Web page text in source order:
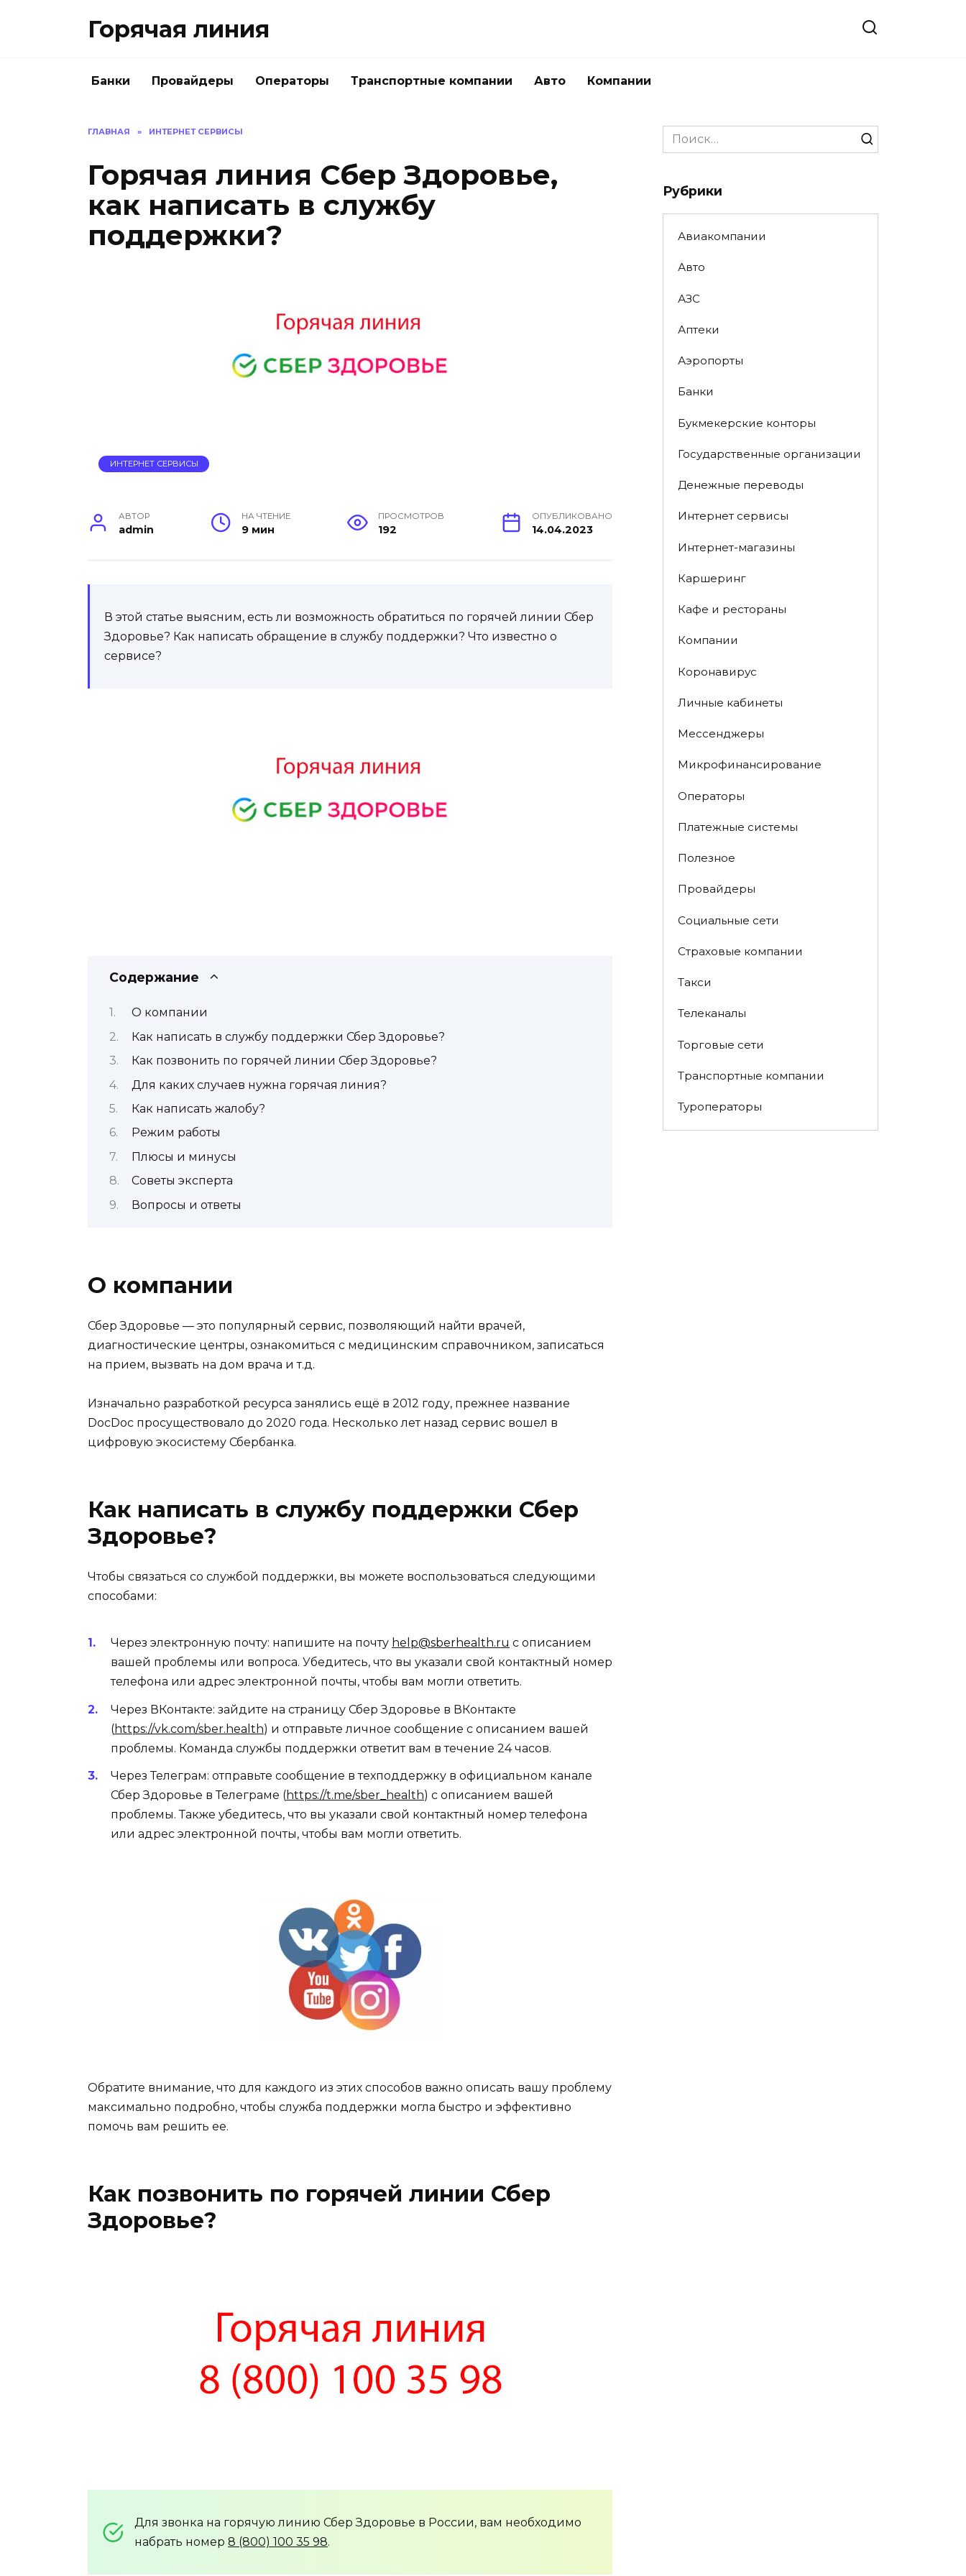
Горячая линия
Банки Провайдеры Операторы Транспортные компании Авто Компании
ГЛАВНАЯ » ИНТЕРНЕТ СЕРВИСЫ
Горячая линия Сбер Здоровье,
как написать в службу
поддержки?
ИНТЕРНЕТ СЕРВИСЫ
АВТОР
admin
НА ЧТЕНИЕ
9 мин
ПРОСМОТРОВ
192
ОПУБЛИКОВАНО
14.04.2023
В этой статье выясним, есть ли возможность обратиться по горячей линии Сбер
Здоровье? Как написать обращение в службу поддержки? Что известно о
сервисе?
Содержание
О компании
Как написать в службу поддержки Сбер Здоровье?
Как позвонить по горячей линии Сбер Здоровье?
Для каких случаев нужна горячая линия?
Как написать жалобу?
Режим работы
Плюсы и минусы
Советы эксперта
Вопросы и ответы
О компании
Сбер Здоровье — это популярный сервис, позволяющий найти врачей,
диагностические центры, ознакомиться с медицинским справочником, записаться
на прием, вызвать на дом врача и т.д.
Изначально разработкой ресурса занялись ещё в 2012 году, прежнее название
DocDoc просуществовало до 2020 года. Несколько лет назад сервис вошел в
цифровую экосистему Сбербанка.
Как написать в службу поддержки Сбер
Здоровье?
Чтобы связаться со службой поддержки, вы можете воспользоваться следующими
способами:
Через электронную почту: напишите на почту help@sberhealth.ru с описанием
вашей проблемы или вопроса. Убедитесь, что вы указали свой контактный номер
телефона или адрес электронной почты, чтобы вам могли ответить.
Через ВКонтакте: зайдите на страницу Сбер Здоровье в ВКонтакте
(https://vk.com/sber.health) и отправьте личное сообщение с описанием вашей
проблемы. Команда службы поддержки ответит вам в течение 24 часов.
Через Телеграм: отправьте сообщение в техподдержку в официальном канале
Сбер Здоровье в Телеграме (https://t.me/sber_health) с описанием вашей
проблемы. Также убедитесь, что вы указали свой контактный номер телефона
или адрес электронной почты, чтобы вам могли ответить.
Обратите внимание, что для каждого из этих способов важно описать вашу проблему
максимально подробно, чтобы служба поддержки могла быстро и эффективно
помочь вам решить ее.
Как позвонить по горячей линии Сбер
Здоровье?
Для звонка на горячую линию Сбер Здоровье в России, вам необходимо
набрать номер 8 (800) 100 35 98.
Search
for:
Рубрики
Авиакомпании
Авто
АЗС
Аптеки
Аэропорты
Банки
Букмекерские конторы
Государственные организации
Денежные переводы
Интернет сервисы
Интернет-магазины
Каршеринг
Кафе и рестораны
Компании
Коронавирус
Личные кабинеты
Мессенджеры
Микрофинансирование
Операторы
Платежные системы
Полезное
Провайдеры
Социальные сети
Страховые компании
Такси
Телеканалы
Торговые сети
Транспортные компании
Туроператоры